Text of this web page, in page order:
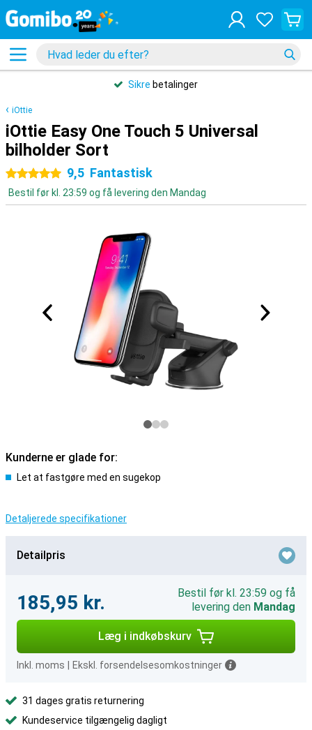
Sikre betalinger
iOttie
iOttie Easy One Touch 5 Universal
bilholder Sort
5 stjerner9,5 Fantastisk
Bestil før kl. 23:59 og få levering den Mandag
Kunderne er glade for:
Let at fastgøre med en sugekop
Detaljerede specifikationer
Detailpris
185,95 kr.
Bestil før kl. 23:59 og få
levering den Mandag
Læg i indkøbskurv
Inkl. moms Ekskl. forsendelsesomkostninger
31 dages gratis returnering
Kundeservice tilgængelig dagligt